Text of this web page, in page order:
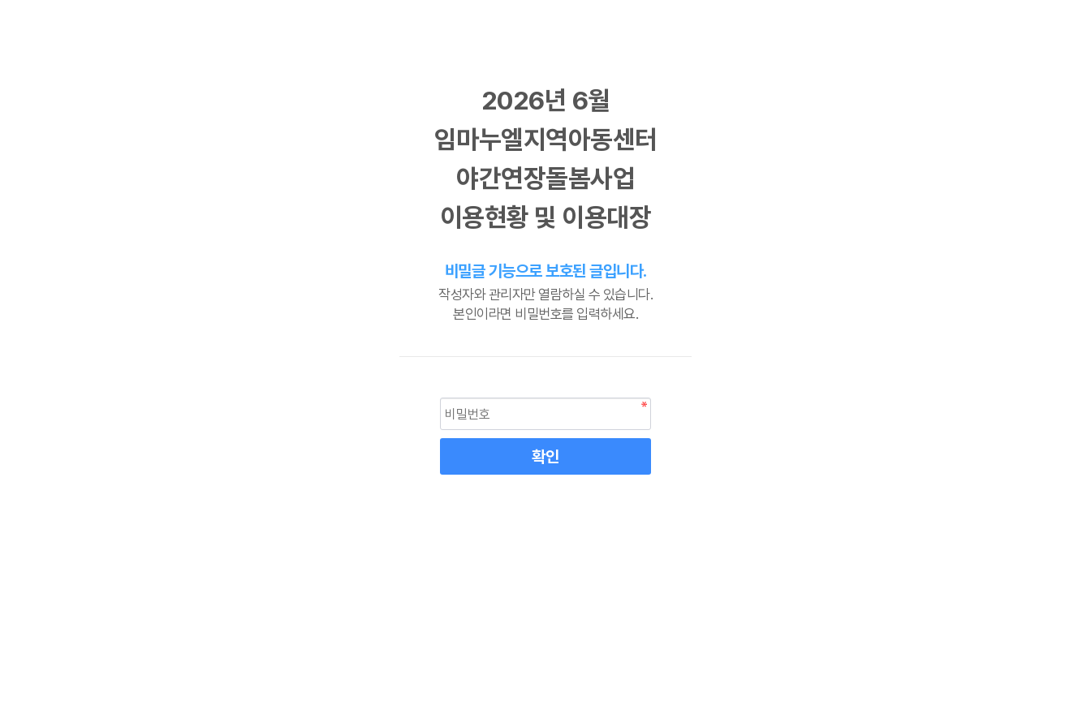
2026년 6월
임마누엘지역아동센터
야간연장돌봄사업
이용현황 및 이용대장
비밀글 기능으로 보호된 글입니다.
작성자와 관리자만 열람하실 수 있습니다.
본인이라면 비밀번호를 입력하세요.